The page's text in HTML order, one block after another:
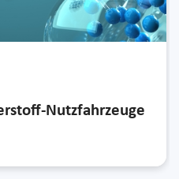
Nutzfahrzeuge